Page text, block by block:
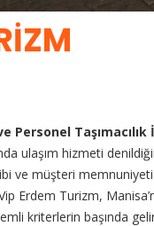
Personel Taşımacılık
ulaşım hizmeti
ve müşteri
Erdem Turizm,
kriterlerin başında